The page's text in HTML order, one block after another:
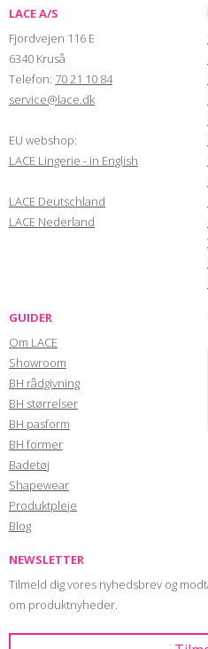
LACE A/S
Fjordvejen 116 E
6340 Kruså
Telefon: 70 21 10 84
service@lace.dk
EU webshop:
LACE Lingerie - in English
LACE Deutschland
LACE Nederland
GUIDER
Om LACE
Showroom
BH rådgivning
BH størrelser
BH pasform
BH former
Badetøj
Shapewear
Produktpleje
Blog
NEWSLETTER
Tilmeld dig vores nyhedsbrev og
om produktnyheder.